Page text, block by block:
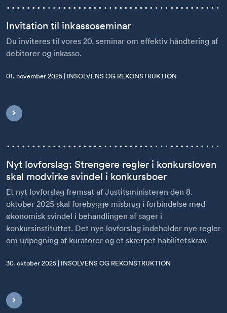
Invitation til inkassoseminar
Du inviteres til vores 20. seminar om effektiv håndtering af
debitorer og inkasso.
01. november 2025 | INSOLVENS OG REKONSTRUKTION
Nyt lovforslag: Strengere regler i konkursloven
skal modvirke svindel i konkursboer
Et nyt lovforslag fremsat af Justitsministeren den 8.
oktober 2025 skal forebygge misbrug i forbindelse med
økonomisk svindel i behandlingen af sager i
konkursinstituttet. Det nye lovforslag indeholder nye regler
om udpegning af kuratorer og et skærpet habilitetskrav.
30. oktober 2025 | INSOLVENS OG REKONSTRUKTION